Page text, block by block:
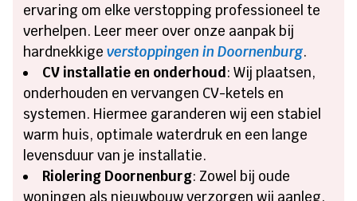
ervaring om elke verstopping professioneel te
verhelpen. Leer meer over onze aanpak bij
hardnekkigeverstoppingen in Doornenburg.
CV installatie en onderhoud: Wij plaatsen,
onderhouden en vervangen CV-ketels en
systemen. Hiermee garanderen wij een stabiel
warm huis, optimale waterdruk en een lange
levensduur van je installatie.
Riolering Doornenburg: Zowel bij oude
woningen als nieuwbouw verzorgen wij aanleg,